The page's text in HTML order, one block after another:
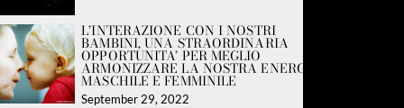
L’INTERAZIONE CON I NOSTRI
BAMBINI, UNA STRAORDINARIA
OPPORTUNITA’ PER MEGLIO
ARMONIZZARE LA NOSTRA ENERGIA
MASCHILE E FEMMINILE
September 29, 2022